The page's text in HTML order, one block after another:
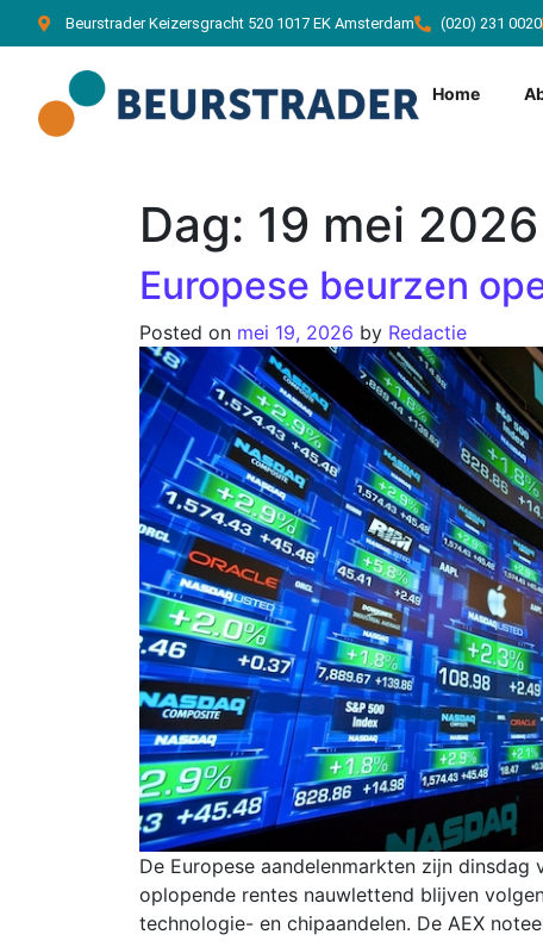
Beurstrader Keizersgracht 520 1017 EK Amsterdam (020) 231 0020
Home
Dag: 19 mei 2026
Europese beurzen
Posted on mei 19, 2026 by Redactie
De Europese aandelenmarkten zijn
oplopende rentes nauwlettend blijven
technologie- en chipaandelen. De AEX